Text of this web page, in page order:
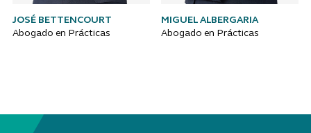
JOSÉ BETTENCOURT
Abogado en Prácticas
MIGUEL ALBERGARIA
Abogado en Prácticas